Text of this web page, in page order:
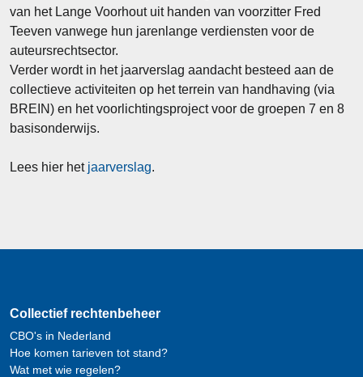
van het Lange Voorhout uit handen van voorzitter Fred
Teeven vanwege hun jarenlange verdiensten voor de
auteursrechtsector.
Verder wordt in het jaarverslag aandacht besteed aan de
collectieve activiteiten op het terrein van handhaving (via
BREIN) en het voorlichtingsproject voor de groepen 7 en 8
basisonderwijs.
Lees hier het jaarverslag.
Collectief rechtenbeheer
CBO's in Nederland
Hoe komen tarieven tot stand?
Wat met wie regelen?